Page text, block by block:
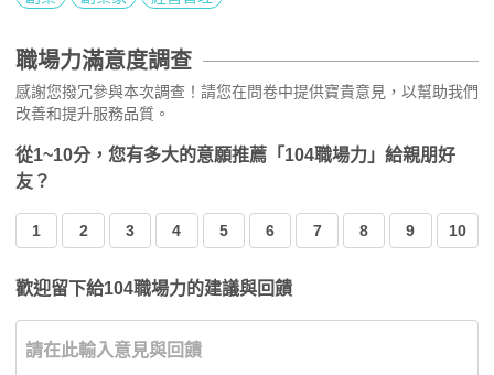
職場力滿意度調查
感謝您撥冗參與本次調查！請您在問卷中提供寶貴意見，以幫助我們
改善和提升服務品質。
從1~10分，您有多大的意願推薦「104職場力」給親朋好
友？
1 2 3 4 5 6 7 8 9 10
歡迎留下給104職場力的建議與回饋